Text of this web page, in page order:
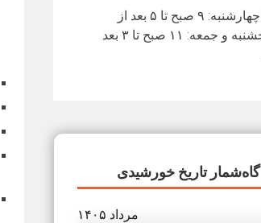
شنبه تا چهارشنبه: ۹ صبح تا ۵ بعد از
ظهر پنجشنبه و جمعه: ۱۱ صبح تا ۳ بعد
گاه‌شمار تاریخ خورشیدی
مرداد ۱۴۰۵